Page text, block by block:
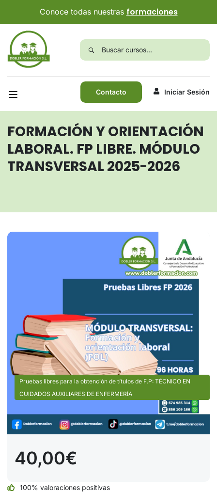
Conoce todas nuestras formaciones
Contacto Iniciar Sesión
FORMACIÓN Y ORIENTACIÓN
LABORAL. FP LIBRE. MÓDULO
TRANSVERSAL 2025-2026
Pruebas libres para la obtención de títulos de F.P: TÉCNICO EN
CUIDADOS AUXILIARES DE ENFERMERÍA
40,00€
100% valoraciones positivas